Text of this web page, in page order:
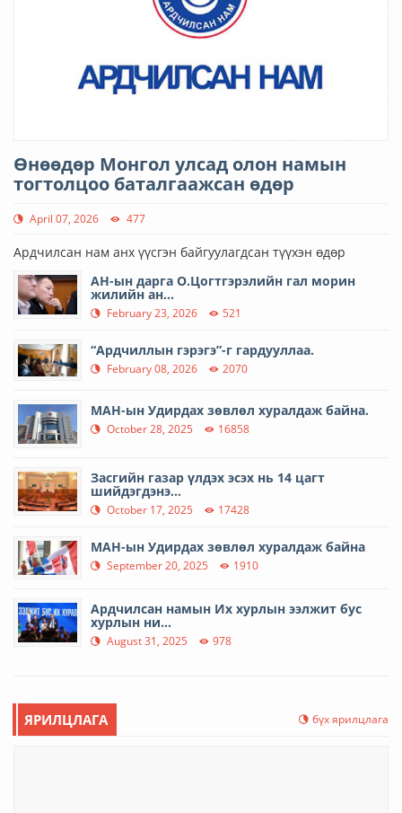
Өнөөдөр Монгол улсад олон намын
тогтолцоо баталгаажсан өдөр
April 07, 2026 477
Ардчилсан нам анх үүсгэн байгуулагдсан түүхэн өдөр
АН-ын дарга О.Цогтгэрэлийн гал морин
жилийн ан...
February 23, 2026 521
“Ардчиллын гэрэгэ”-г гардууллаа.
February 08, 2026 2070
МАН-ын Удирдах зөвлөл хуралдаж байна.
October 28, 2025 16858
Засгийн газар үлдэх эсэх нь 14 цагт
шийдэгдэнэ...
October 17, 2025 17428
МАН-ын Удирдах зөвлөл хуралдаж байна
September 20, 2025 1910
Ардчилсан намын Их хурлын ээлжит бус
хурлын ни...
August 31, 2025 978
ЯРИЛЦЛАГА бүх ярилцлага